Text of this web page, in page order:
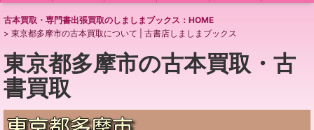
古本買取・専門書出張買取のしましまブックス：HOME
> 東京都多摩市の古本買取について | 古書店しましまブックス
東京都多摩市の古本買取・古
書買取